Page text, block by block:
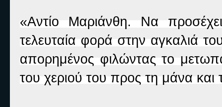
«Αντίο Μαριάνθη. Να
τελευταία φορά στην αγκαλιά
απορημένος φιλώντας το
του χεριού του προς τη μάνα και